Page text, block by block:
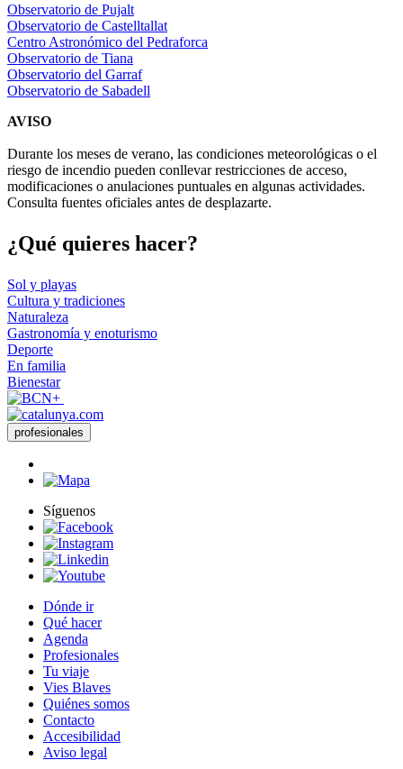
Observatorio de Pujalt
Observatorio de Castelltallat
Centro Astronómico del Pedraforca
Observatorio de Tiana
Observatorio del Garraf
Observatorio de Sabadell
AVISO
Durante los meses de verano, las condiciones meteorológicas o el
riesgo de incendio pueden conllevar restricciones de acceso,
modificaciones o anulaciones puntuales en algunas actividades.
Consulta fuentes oficiales antes de desplazarte.
¿Qué quieres hacer?
Sol y playas
Cultura y tradiciones
Naturaleza
Gastronomía y enoturismo
Deporte
En familia
Bienestar
profesionales
Síguenos
Dónde ir
Qué hacer
Agenda
Profesionales
Tu viaje
Vies Blaves
Quiénes somos
Contacto
Accesibilidad
Aviso legal